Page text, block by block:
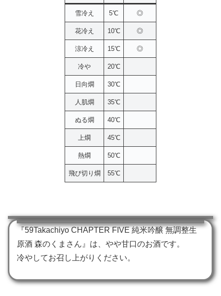
雪冷え 5℃ ◎
花冷え 10℃ ◎
涼冷え 15℃ ◎
冷や 20℃
日向燗 30℃
人肌燗 35℃
ぬる燗 40℃
上燗 45℃
熱燗 50℃
飛び切り燗 55℃
『59Takachiyo CHAPTER FIVE 純米吟醸 無調整生
原酒 森のくまさん』は、やや甘口のお酒です。
冷やしてお召し上がりください。